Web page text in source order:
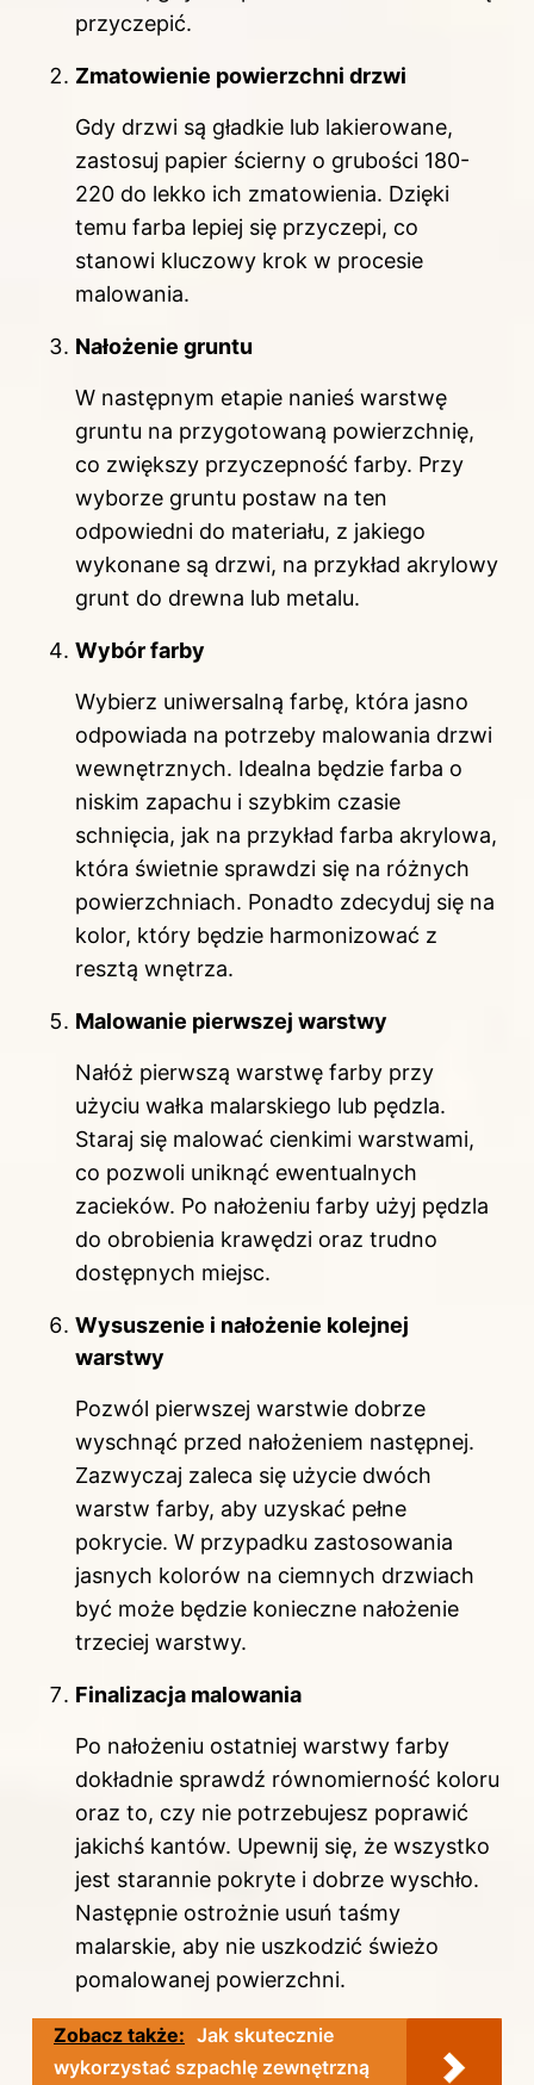
przyczepić.
Zmatowienie powierzchni drzwi
Gdy drzwi są gładkie lub lakierowane,
zastosuj papier ścierny o grubości 180-
220 do lekko ich zmatowienia. Dzięki
temu farba lepiej się przyczepi, co
stanowi kluczowy krok w procesie
malowania.
Nałożenie gruntu
W następnym etapie nanieś warstwę
gruntu na przygotowaną powierzchnię,
co zwiększy przyczepność farby. Przy
wyborze gruntu postaw na ten
odpowiedni do materiału, z jakiego
wykonane są drzwi, na przykład akrylowy
grunt do drewna lub metalu.
Wybór farby
Wybierz uniwersalną farbę, która jasno
odpowiada na potrzeby malowania drzwi
wewnętrznych. Idealna będzie farba o
niskim zapachu i szybkim czasie
schnięcia, jak na przykład farba akrylowa,
która świetnie sprawdzi się na różnych
powierzchniach. Ponadto zdecyduj się na
kolor, który będzie harmonizować z
resztą wnętrza.
Malowanie pierwszej warstwy
Nałóż pierwszą warstwę farby przy
użyciu wałka malarskiego lub pędzla.
Staraj się malować cienkimi warstwami,
co pozwoli uniknąć ewentualnych
zacieków. Po nałożeniu farby użyj pędzla
do obrobienia krawędzi oraz trudno
dostępnych miejsc.
Wysuszenie i nałożenie kolejnej
warstwy
Pozwól pierwszej warstwie dobrze
wyschnąć przed nałożeniem następnej.
Zazwyczaj zaleca się użycie dwóch
warstw farby, aby uzyskać pełne
pokrycie. W przypadku zastosowania
jasnych kolorów na ciemnych drzwiach
być może będzie konieczne nałożenie
trzeciej warstwy.
Finalizacja malowania
Po nałożeniu ostatniej warstwy farby
dokładnie sprawdź równomierność koloru
oraz to, czy nie potrzebujesz poprawić
jakichś kantów. Upewnij się, że wszystko
jest starannie pokryte i dobrze wyschło.
Następnie ostrożnie usuń taśmy
malarskie, aby nie uszkodzić świeżo
pomalowanej powierzchni.
Zobacz także: Jak skutecznie
wykorzystać szpachlę zewnętrzną